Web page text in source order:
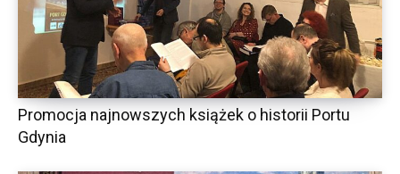
Promocja najnowszych książek o historii Portu
Gdynia